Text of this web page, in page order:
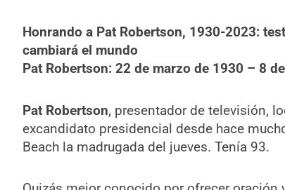
Honrando a Pat Robertson, 1930-2023:
cambiará el mundo
Pat Robertson: 22 de marzo de 1930 – 8
Pat Robertson, presentador de televisión,
excandidato presidencial desde hace
Beach la madrugada del jueves. Tenía 93.